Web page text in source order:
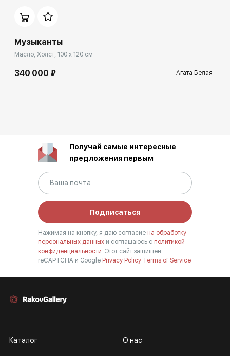
Музыканты
Масло, Холст, 100 x 120 см
340 000 ₽ Агата Белая
Получай самые интересные
предложения первым
Подписаться
Нажимая на кнопку, я даю согласие на обработку
персональных данных и соглашаюсь с политикой
конфиденциальности. Этот сайт защищен
reCAPTCHA и Google Privacy Policy Terms of Service
Каталог О нас